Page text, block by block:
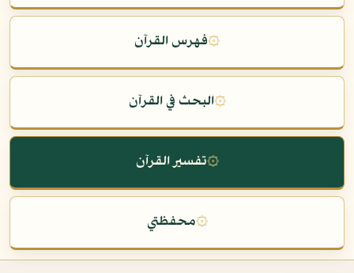
۞فهرس القرآن
۞البحث في القرآن
۞تفسير القرآن
۞محفظتي